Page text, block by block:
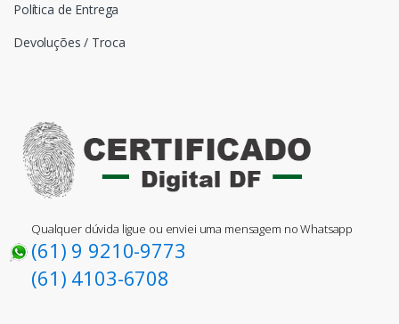
Política de Entrega
Devoluções / Troca
Qualquer dúvida ligue ou enviei uma mensagem no Whatsapp
(61) 9 9210-9773
(61) 4103-6708